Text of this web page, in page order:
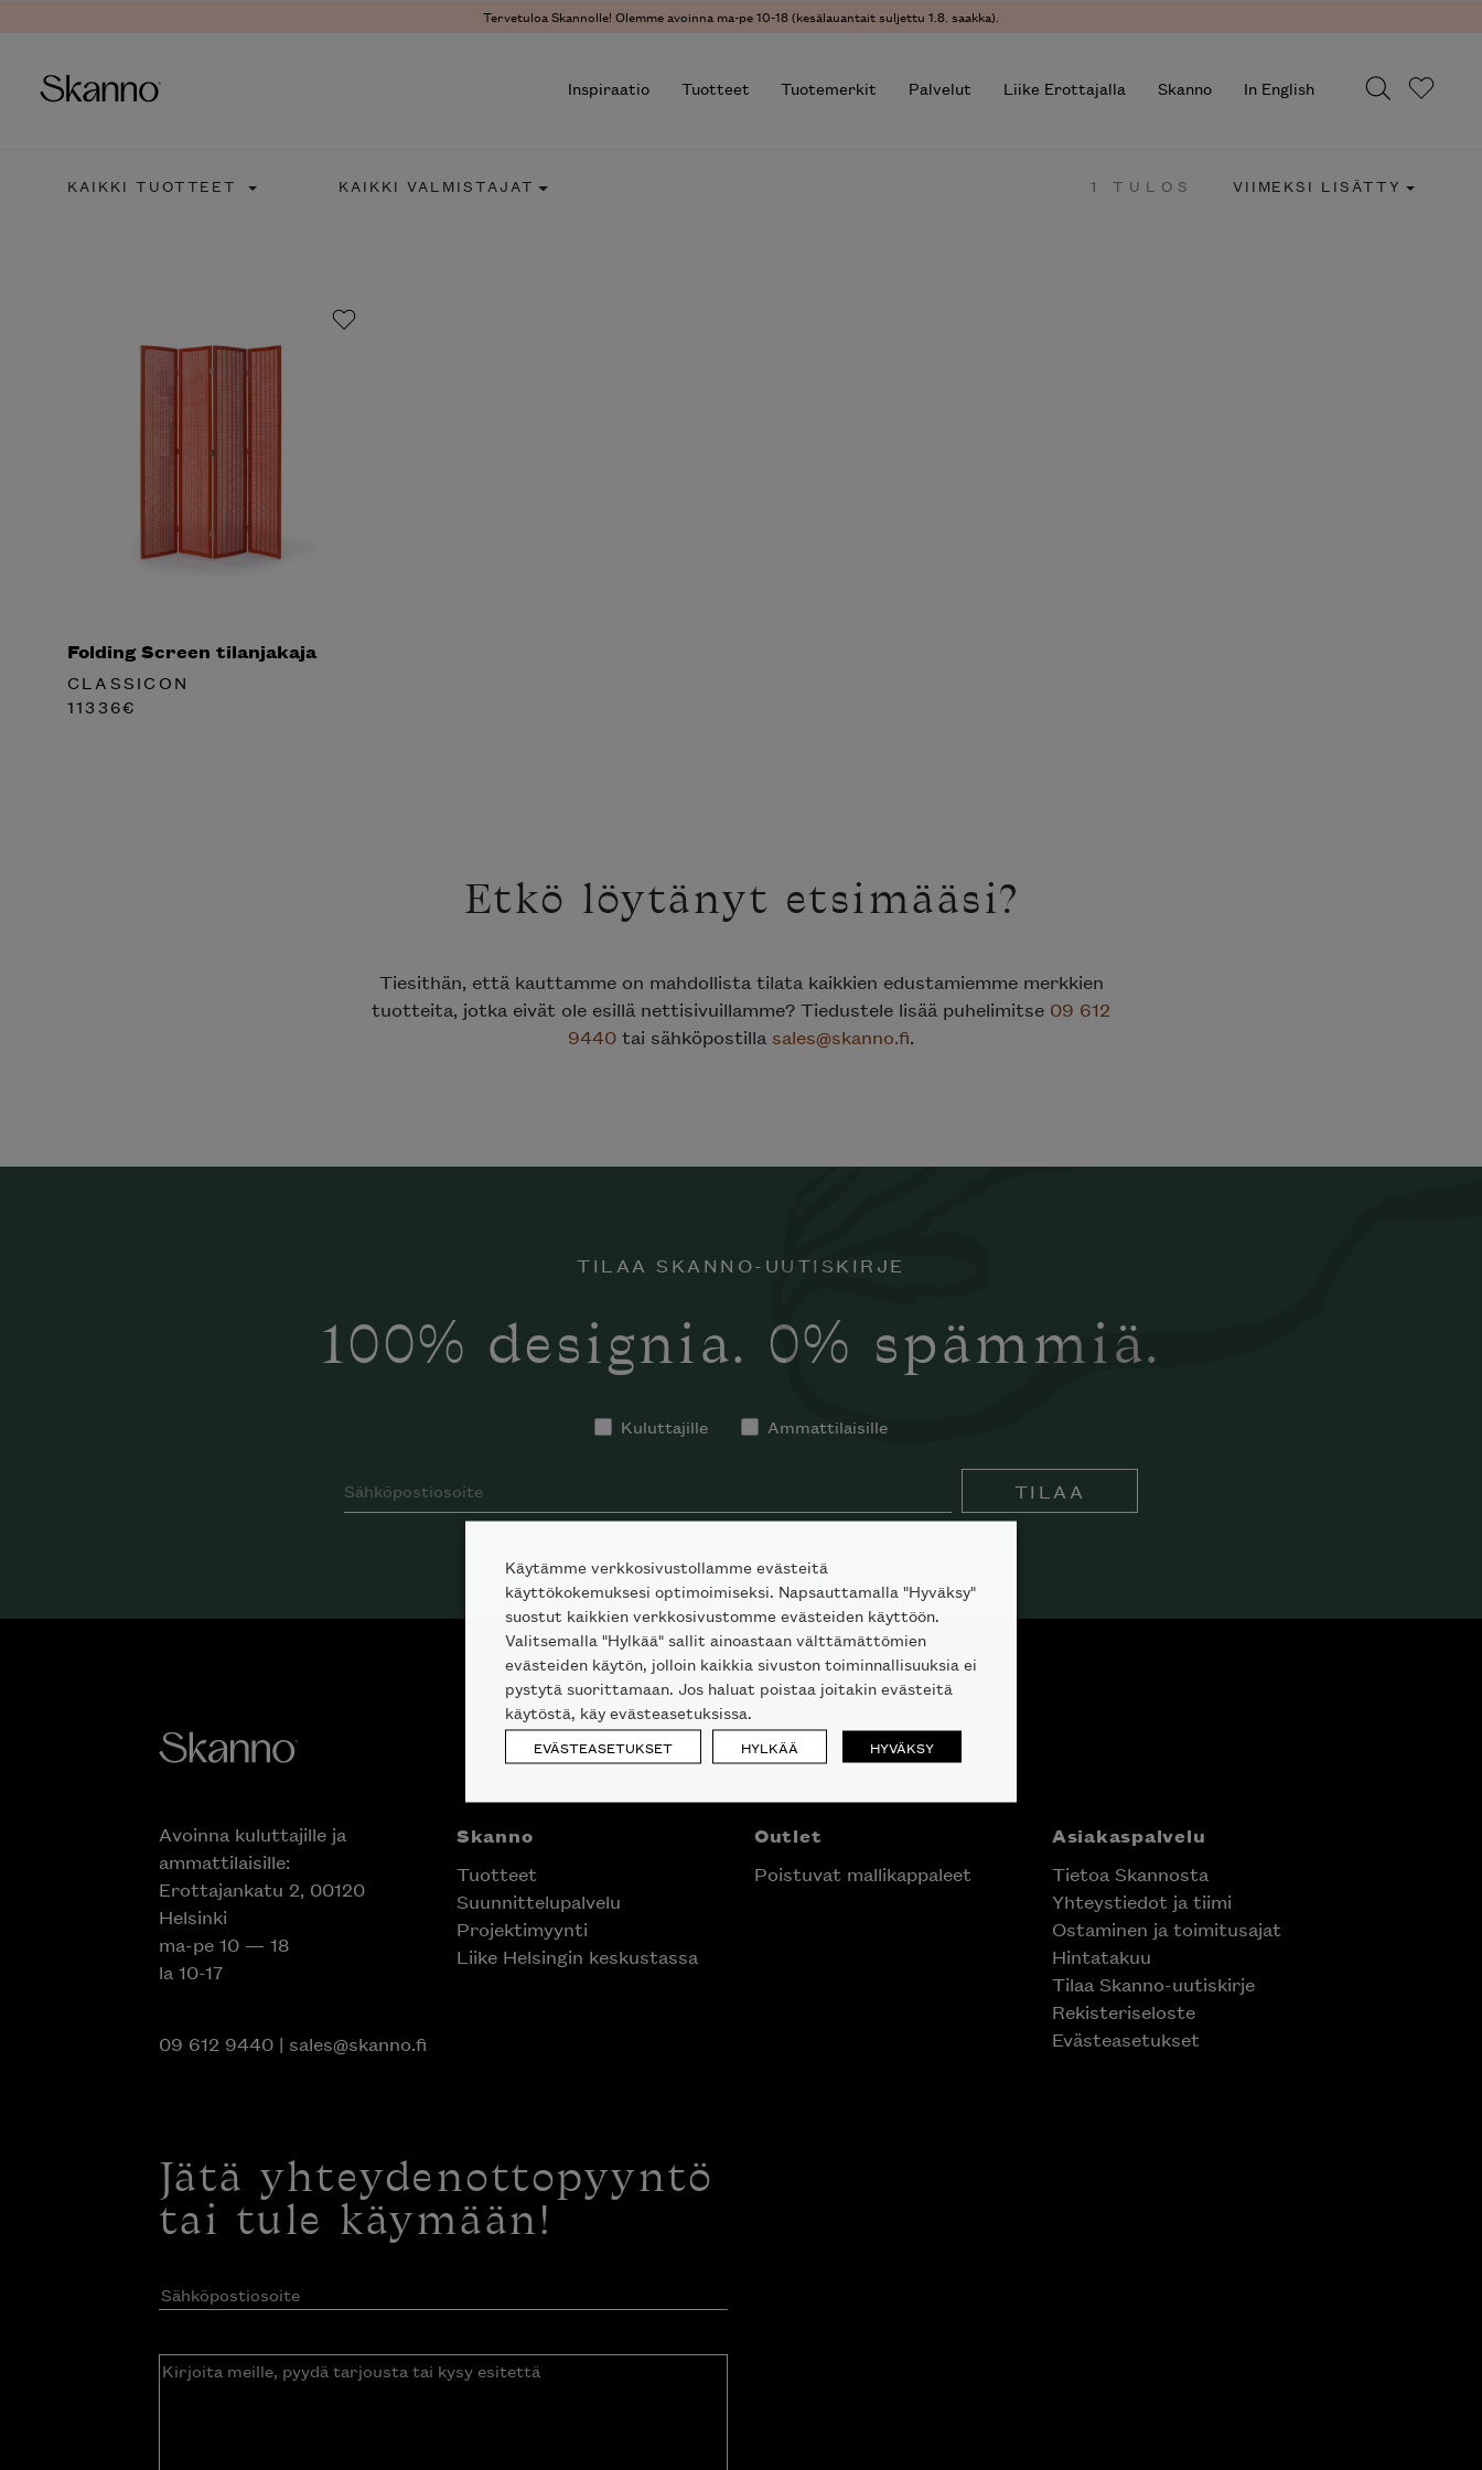
Tervetuloa Skannolle! Olemme avoinna ma-pe 10-18 (kesälauantait suljettu 1.8. saakka).
Inspiraatio Tuotteet Tuotemerkit Palvelut Liike Erottajalla Skanno In English
KAIKKI TUOTTEET KAIKKI VALMISTAJAT 1 TULOS VIIMEKSI LISÄTTY
Folding Screen tilanjakaja
CLASSICON
11336€
Etkö löytänyt etsimääsi?
Tiesithän, että kauttamme on mahdollista tilata kaikkien edustamiemme merkkien
tuotteita, jotka eivät ole esillä nettisivuillamme? Tiedustele lisää puhelimitse 09 612
9440 tai sähköpostilla sales@skanno.fi.
TILAA SKANNO-UUTISKIRJE
100% designia. 0% spämmiä.
Kuluttajille Ammattilaisille
TILAA
Avoinna kuluttajille ja
ammattilaisille:
Erottajankatu 2, 00120
Helsinki
ma-pe 10 — 18
la 10-17
09 612 9440| sales@skanno.fi
Skanno
Tuotteet
Suunnittelupalvelu
Projektimyynti
Liike Helsingin keskustassa
Outlet
Poistuvat mallikappaleet
Asiakaspalvelu
Tietoa Skannosta
Yhteystiedot ja tiimi
Ostaminen ja toimitusajat
Hintatakuu
Tilaa Skanno-uutiskirje
Rekisteriseloste
Evästeasetukset
Jätä yhteydenottopyyntö
tai tule käymään!
Sähköpostiosoite(Pakollinen)
Kirjoita
Käytämme verkkosivustollamme evästeitä
käyttökokemuksesi optimoimiseksi. Napsauttamalla "Hyväksy"
suostut kaikkien verkkosivustomme evästeiden käyttöön.
Valitsemalla "Hylkää" sallit ainoastaan välttämättömien
evästeiden käytön, jolloin kaikkia sivuston toiminnallisuuksia ei
pystytä suorittamaan. Jos haluat poistaa joitakin evästeitä
käytöstä, käy evästeasetuksissa.
EVÄSTEASETUKSET HYLKÄÄ HYVÄKSY